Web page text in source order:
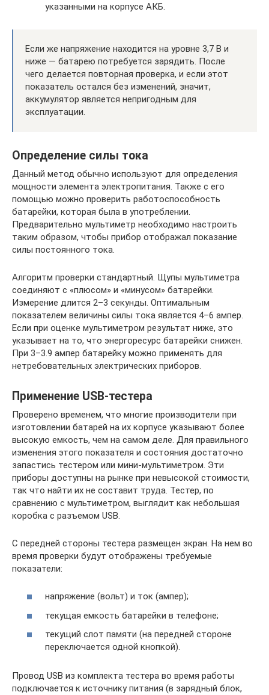
указанными на корпусе АКБ.
Если же напряжение находится на уровне 3,7 В и
ниже — батарею потребуется зарядить. После
чего делается повторная проверка, и если этот
показатель остался без изменений, значит,
аккумулятор является непригодным для
эксплуатации.
Определение силы тока
Данный метод обычно используют для определения
мощности элемента электропитания. Также с его
помощью можно проверить работоспособность
батарейки, которая была в употреблении.
Предварительно мультиметр необходимо настроить
таким образом, чтобы прибор отображал показание
силы постоянного тока.
Алгоритм проверки стандартный. Щупы мультиметра
соединяют с «плюсом» и «минусом» батарейки.
Измерение длится 2–3 секунды. Оптимальным
показателем величины силы тока является 4–6 ампер.
Если при оценке мультиметром результат ниже, это
указывает на то, что энергоресурс батарейки снижен.
При 3–3.9 ампер батарейку можно применять для
нетребовательных электрических приборов.
Применение USB-тестера
Проверено временем, что многие производители при
изготовлении батарей на их корпусе указывают более
высокую емкость, чем на самом деле. Для правильного
изменения этого показателя и состояния достаточно
запастись тестером или мини-мультиметром. Эти
приборы доступны на рынке при невысокой стоимости,
так что найти их не составит труда. Тестер, по
сравнению с мультиметром, выглядит как небольшая
коробка с разъемом USB.
С передней стороны тестера размещен экран. На нем во
время проверки будут отображены требуемые
показатели:
напряжение (вольт) и ток (ампер);
текущая емкость батарейки в телефоне;
текущий слот памяти (на передней стороне
переключается одной кнопкой).
Провод USB из комплекта тестера во время работы
подключается к источнику питания (в зарядный блок,